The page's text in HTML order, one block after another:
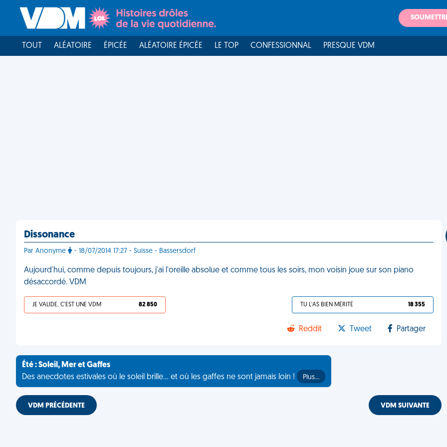
TOUT ALÉATOIRE ÉPICÉE ALÉATOIRE ÉPICÉE LE TOP CONFESSIONNAL PRESQUE VDM
Dissonance
Par Anonyme - 18/07/2014 17:27 - Suisse - Bassersdorf
Aujourd'hui, comme depuis toujours, j'ai l'oreille absolue et comme tous les soirs, mon voisin joue sur son piano
désaccordé. VDM
JE VALIDE, C'EST UNE VDM 82 850 TU L'AS BIEN MÉRITÉ 18 355
Reddit Tweet Partager
Été : Soleil, Mer et Gaffes
Des anecdotes estivales où le soleil brille... et où les gaffes ne sont jamais loin !
Plus…
VDM PRÉCÉDENTE VDM SUIVANTE